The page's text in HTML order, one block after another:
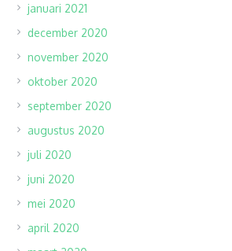
januari 2021
december 2020
november 2020
oktober 2020
september 2020
augustus 2020
juli 2020
juni 2020
mei 2020
april 2020